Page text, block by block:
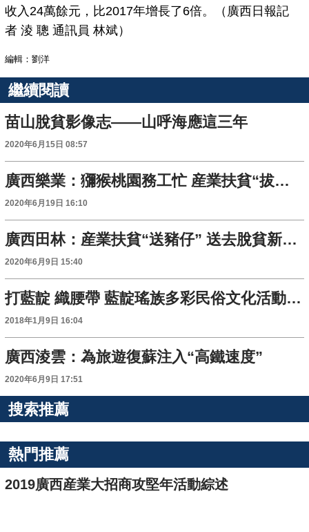
收入24萬餘元，比2017年增長了6倍。（廣西日報記
者 淩 聰 通訊員 林斌）
編輯：劉洋
繼續閱讀
苗山脫貧影像志——山呼海應這三年
2020年6月15日 08:57
廣西樂業：獼猴桃園務工忙 産業扶貧“拔窮根”
2020年6月19日 16:10
廣西田林：産業扶貧“送豬仔” 送去脫貧新希望
2020年6月9日 15:40
打藍靛 織腰帶 藍靛瑤族多彩民俗文化活動同時上演 ——淩雲縣舉辦邏樓鎮第二屆金地門“藍靛節”
2018年1月9日 16:04
廣西淩雲：為旅遊復蘇注入“高鐵速度”
2020年6月9日 17:51
搜索推薦
熱門推薦
2019廣西産業大招商攻堅年活動綜述